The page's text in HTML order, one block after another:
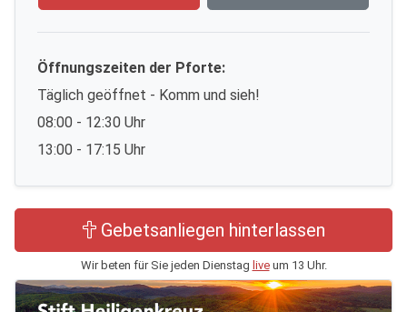
Öffnungszeiten der Pforte:
Täglich geöffnet - Komm und sieh!
08:00 - 12:30 Uhr
13:00 - 17:15 Uhr
Gebetsanliegen hinterlassen
Wir beten für Sie jeden Dienstag liveum 13 Uhr.